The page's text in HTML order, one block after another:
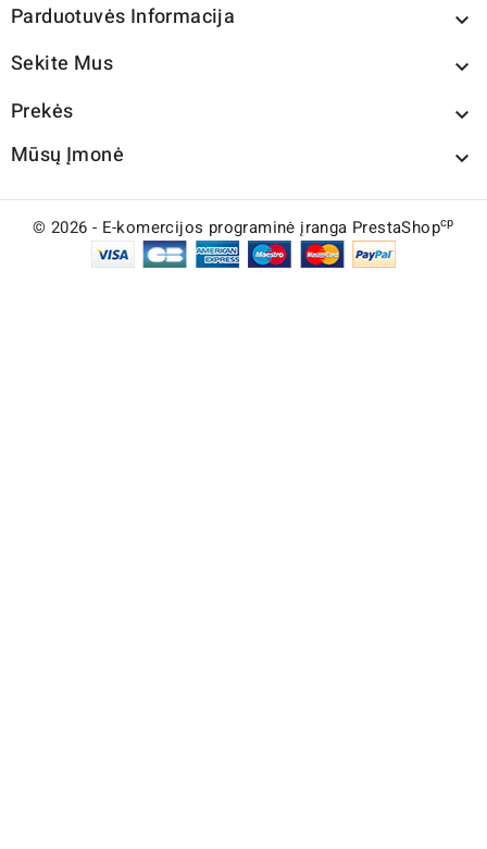
Parduotuvės Informacija 
Sekite Mus 
Prekės 
Mūsų Įmonė 
© 2026 - E-komercijos programinė įranga PrestaShopcp